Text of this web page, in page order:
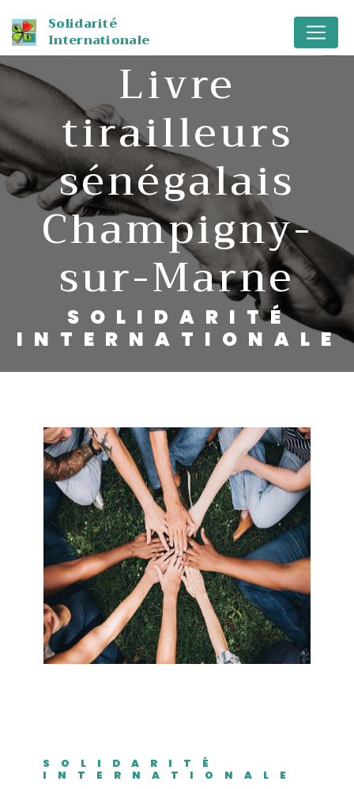
Solidarité
Internationale
livre
tirailleurs
sénégalais
Champigny-
sur-Marne
SOLIDARITÉ
INTERNATIONALE
SOLIDARITÉ
INTERNATIONALE